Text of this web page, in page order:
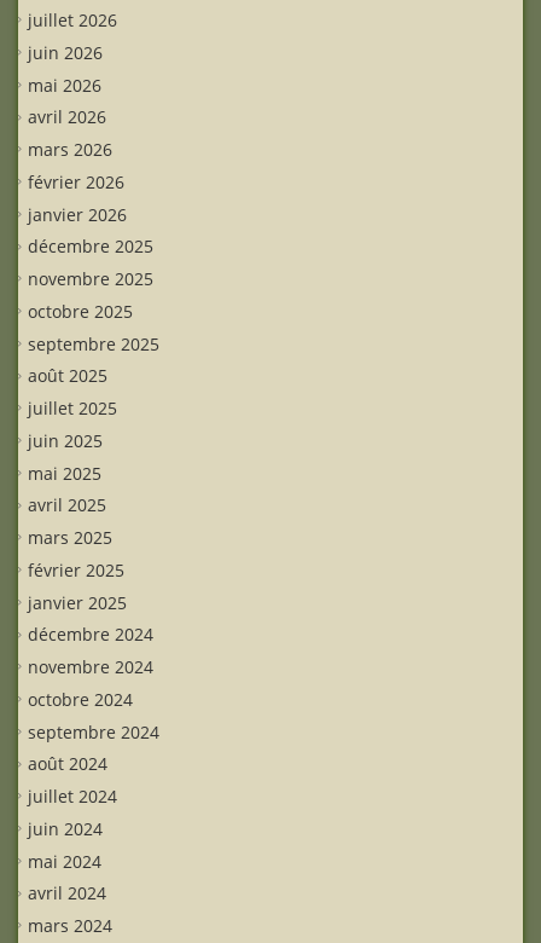
juillet 2026
juin 2026
mai 2026
avril 2026
mars 2026
février 2026
janvier 2026
décembre 2025
novembre 2025
octobre 2025
septembre 2025
août 2025
juillet 2025
juin 2025
mai 2025
avril 2025
mars 2025
février 2025
janvier 2025
décembre 2024
novembre 2024
octobre 2024
septembre 2024
août 2024
juillet 2024
juin 2024
mai 2024
avril 2024
mars 2024